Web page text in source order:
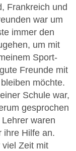
Frankreich und
war um
immer den
um mit
Sport-
Freunde mit
möchte.
Schule war,
gesprochen
waren
ihre Hilfe an.
Zeit mit